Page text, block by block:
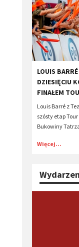
LOUIS
DZIESIĘCIU
FINAŁEM
Louis Barré z
szósty etap Tour
Bukowiny
Więcej...